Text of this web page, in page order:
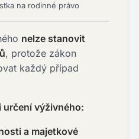
na rodinné právo
nelze stanovit
, protože zákon
každý případ
určení výživného:
a majetkové